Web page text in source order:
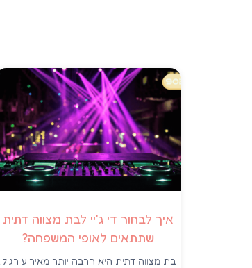
איך לבחור די ג'יי לבת מצווה דתית
שתתאים לאופי המשפחה?
בת מצווה דתית היא הרבה יותר מאירוע רגיל.